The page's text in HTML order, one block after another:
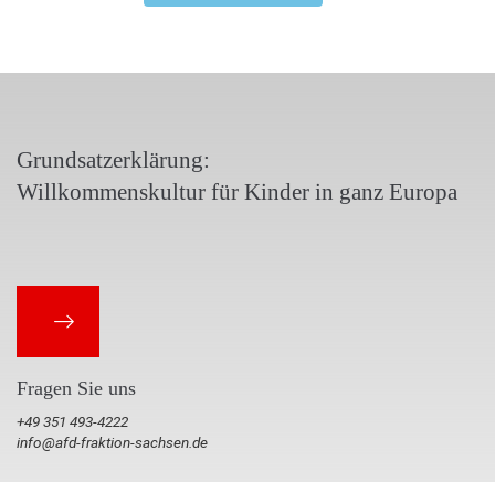
Grundsatzerklärung:
Willkommenskultur für Kinder in ganz Europa
Fragen Sie uns
+49 351 493-4222
info@afd-fraktion-sachsen.de